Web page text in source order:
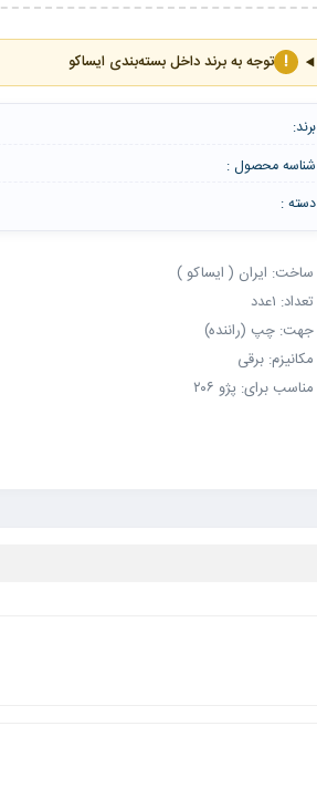
! توجه به برند داخل بسته‌بندی ایساکو
برند:
شناسه محصول :
دسته :
ساخت: ایران ( ایساکو )
تعداد: ۱عدد
جهت: چپ (راننده)
مکانیزم: برقی
مناسب برای: پژو ۲۰۶